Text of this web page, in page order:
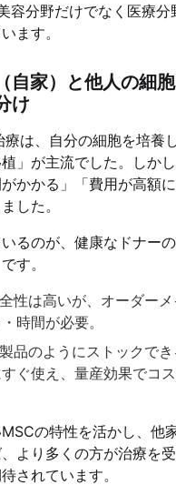
容分野だけでなく医療分
ます。
自家）と他人の細
け
は、自分の細胞を培養
」が主流でした。しか
かかる」「費用が高額に
した。
るのが、健康なドナー
す。
性は高いが、オーダー
時間が必要。
品のようにストックでき
ぐ使え、量産効果でコ
の特性を活かし、他
より多くの方が治療を
されています。